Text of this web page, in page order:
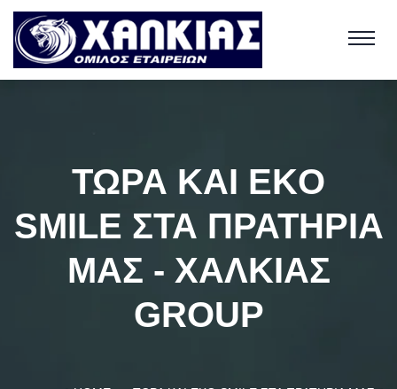
ΤΏΡΑ ΚΑΙ EKO
SMILE ΣΤΑ ΠΡΑΤΉΡΙΆ
ΜΑΣ - ΧΑΛΚΙΑΣ
GROUP